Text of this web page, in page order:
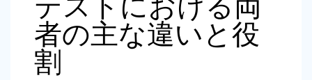
者の主な違いと役
割